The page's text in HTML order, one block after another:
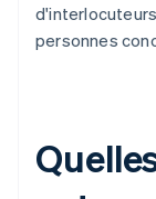
personnes